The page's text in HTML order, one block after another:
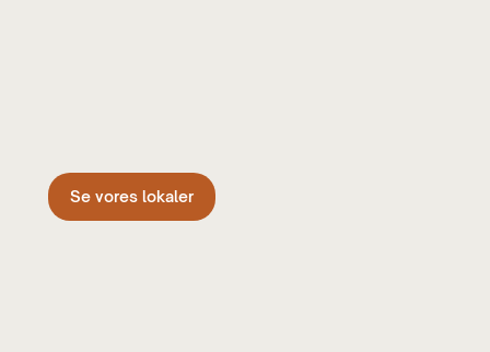
Se vores lokaler